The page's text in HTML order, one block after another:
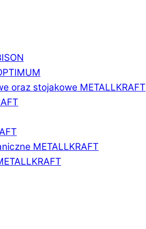
oraz stojakowe METALLKRAFT
METALLKRAFT